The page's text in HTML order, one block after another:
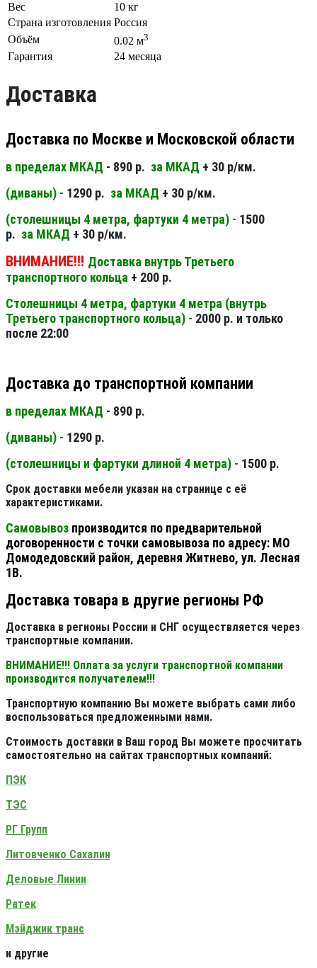
Вес
10 кг
Страна изготовления Россия
Объём
0.02 м3
Гарантия 24 месяца
Доставка
Доставка по Москве и Московской области
в пределах МКАД - 890 р. за МКАД + 30 р/км.
(диваны) - 1290 р. за МКАД + 30 р/км.
(столешницы 4 метра, фартуки 4 метра) - 1500
р. за МКАД + 30 р/км.
ВНИМАНИЕ!!! Доставка внутрь Третьего
транспортного кольца + 200 р.
Столешницы 4 метра, фартуки 4 метра (внутрь
Третьего транспортного кольца) - 2000 р. и только
после 22:00
Доставка до транспортной компании
в пределах МКАД - 890 р.
(диваны) - 1290 р.
(столешницы и фартуки длиной 4 метра) - 1500 р.
Срок доставки мебели указан на странице с её
характеристиками.
Самовывоз производится по предварительной
договоренности с точки самовывоза по адресу: МО
Домодедовский район, деревня Житнево, ул. Лесная
1В.
Доставка товара в другие регионы РФ
Доставка в регионы России и СНГ осуществляется через
транспортные компании.
ВНИМАНИЕ!!! Оплата за услуги транспортной компании
производится получателем!!!
Транспортную компанию Вы можете выбрать сами либо
воспользоваться предложенными нами.
Стоимость доставки в Ваш город Вы можете просчитать
самостоятельно на сайтах транспортных компаний:
ПЭК
ТЭС
РГ Групп
Литовченко Сахалин
Деловые Линии
Ратек
Мэйджик транс
и другие